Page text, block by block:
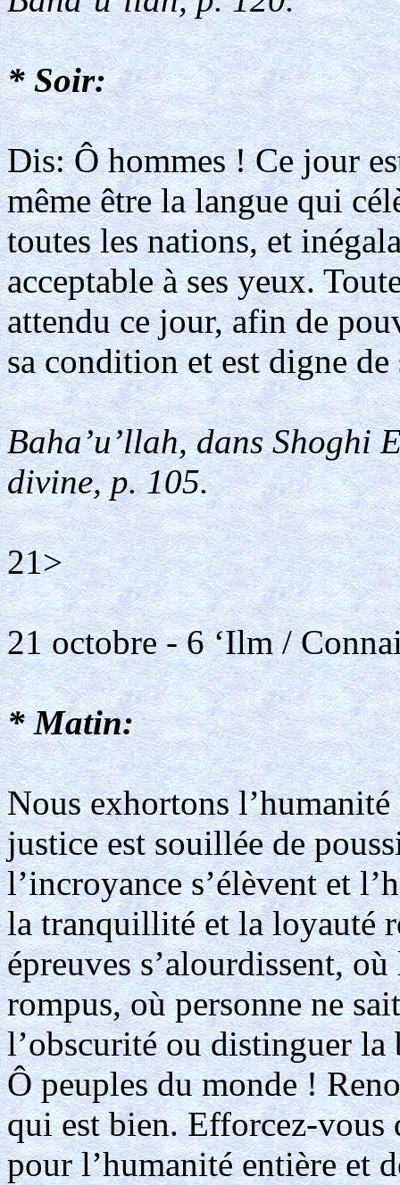
* Soir:
Dis: Ô hommes ! Ce jour
même être la langue qui
toutes les nations, et
acceptable à ses yeux.
attendu ce jour, afin de
sa condition et est digne de
Baha’u’llah, dans Shoghi
divine, p. 105.
21>
21 octobre - 6 ‘Ilm /
* Matin:
Nous exhortons
justice est souillée de
l’incroyance s’élèvent et
la tranquillité et la loyauté
épreuves s’alourdissent,
rompus, où personne ne
l’obscurité ou distinguer la
Ô peuples du monde !
qui est bien. Efforcez-vous
pour l’humanité entière et